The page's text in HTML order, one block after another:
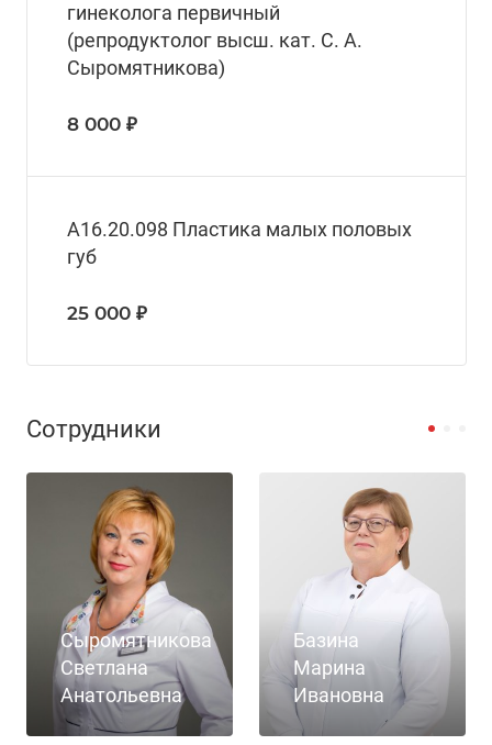
гинеколога первичный
(репродуктолог высш. кат. С. А.
Сыромятникова)
8 000 ₽
А16.20.098 Пластика малых половых
губ
25 000 ₽
Сотрудники
Сыромятникова
Светлана
Анатольевна
Базина
Марина
Ивановна